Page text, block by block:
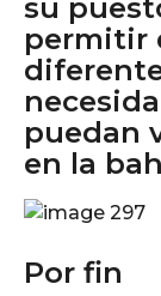
permitir
puedan
en la
Por fin